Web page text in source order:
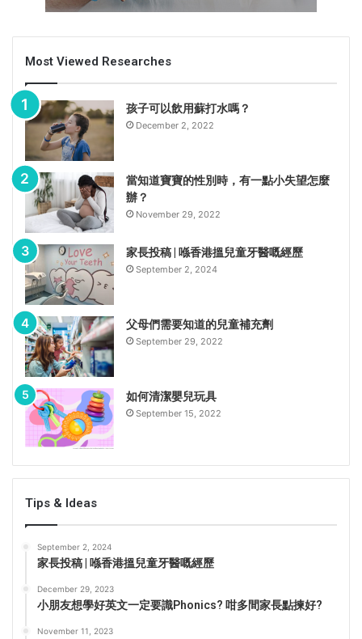
Most Viewed Researches
孩子可以飲用蘇打水嗎？
December 2, 2022
當知道寶寶的性別時，有一點小失望怎麼
辦？
November 29, 2022
家長投稿 | 喺香港搵兒童牙醫嘅經歷
September 2, 2024
父母們需要知道的兒童補充劑
September 29, 2022
如何清潔嬰兒玩具
September 15, 2022
Tips & Ideas
September 2, 2024
家長投稿 | 喺香港搵兒童牙醫嘅經歷
December 29, 2023
小朋友想學好英文一定要識Phonics? 咁多間家長點揀好?
November 11, 2023